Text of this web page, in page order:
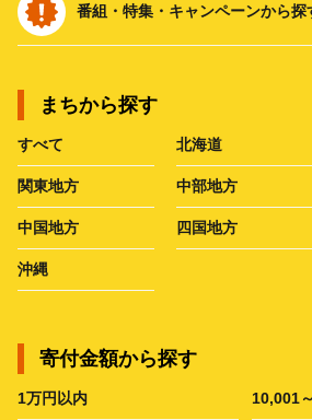
番組・特集・キャンペーンから探
まちから探す
すべて 北海道
関東地方 中部地方
中国地方 四国地方
沖縄
寄付金額から探す
1万円以内 10,001